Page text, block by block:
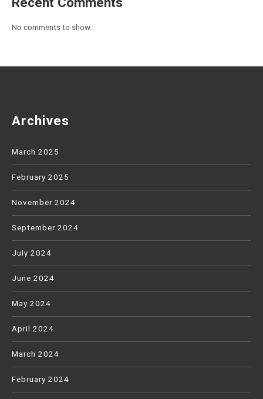
No comments to show.
Archives
March 2025
February 2025
November 2024
September 2024
July 2024
June 2024
May 2024
April 2024
March 2024
February 2024